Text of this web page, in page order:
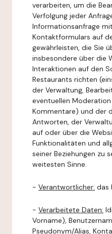
verarbeiten, um die
Verfolgung jeder
Informationsanfrage
Kontaktformulars auf
gewährleisten, die Sie
insbesondere über die
Interaktionen auf den
Restaurants richten
der Verwaltung,
eventuellen
Kommentare) und der
Antworten, der
auf oder über die
Funktionalitäten und
seiner Beziehungen zu
weitesten Sinne.
- Verantwortlicher: das
- Verarbeitete Daten:
Vorname),
Pseudonym/Alias,